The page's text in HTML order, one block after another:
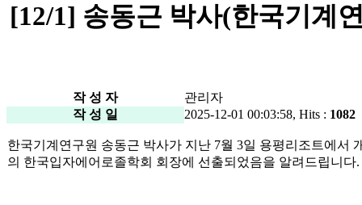
[12/1] 송동근 박사(한국기계
작 성 자
관리자
작 성 일
2025-12-01 00:03:58, Hits : 1082
한국기계연구원 송동근 박사가 지난 7월 3일 용평리조트에서
의 한국입자에어로졸학회 회장에 선출되었음을 알려드립니다.